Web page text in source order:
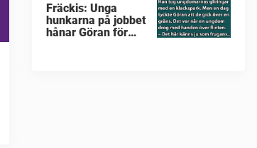
Fräckis: Unga
hunkarna på jobbet
hånar Göran för